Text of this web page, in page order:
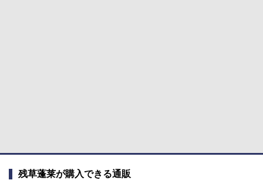
残草蓬莱が購入できる通販